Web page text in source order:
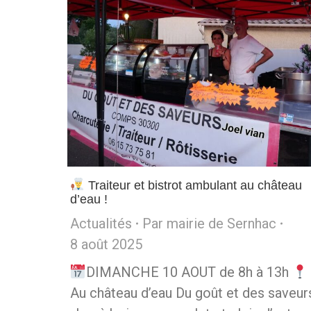
Traiteur et bistrot ambulant au château
d’eau !
Actualités Par mairie de Sernhac
8 août 2025
DIMANCHE 10 AOUT de 8h à 13h
Au château d’eau Du goût et des